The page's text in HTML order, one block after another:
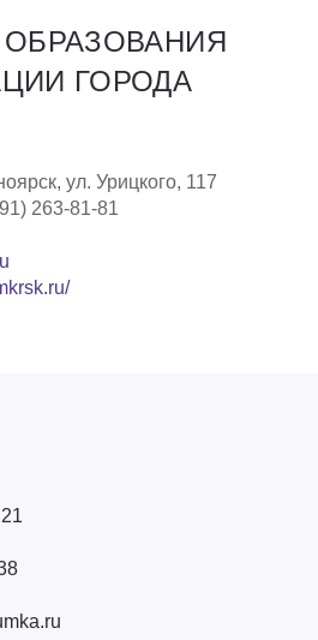
ГОРОДА
ул. Урицкого, 117
263-81-81